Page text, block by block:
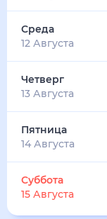
Среда
12 Августа
Четверг
13 Августа
Пятница
14 Августа
Суббота
15 Августа